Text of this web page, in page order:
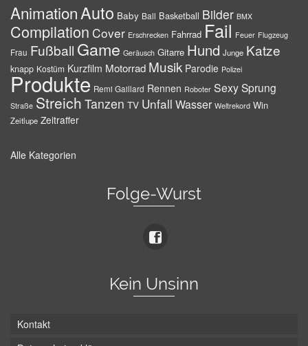
AnimationAuto Baby Ball Basketball Bilder BMX
Compilation Cover Erschrecken Fahrrad Fail Feuer Flugzeug
Frau Fußball Game Geräusch Gitarre Hund Junge Katze
knapp Kostüm Kurzfilm Motorrad Musik Parodie Polizei
Produkte Remi Gaillard Rennen Roboter SexySprung
Straße Streich Tanzen TV Unfall Wasser Weltrekord Win
Zeitlupe Zeitraffer
Alle Kategorien
Folge-Wurst
Kein Unsinn
Kontakt